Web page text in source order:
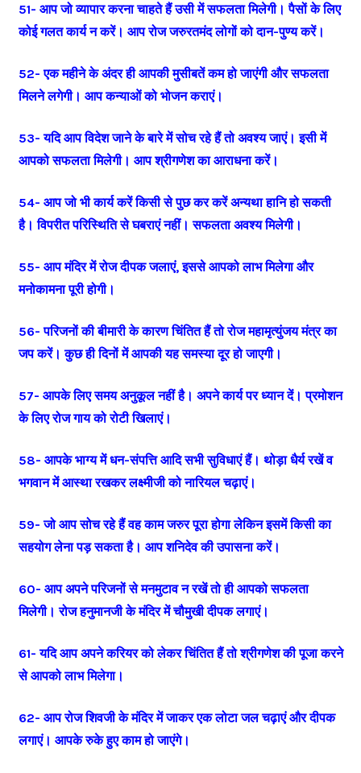
51- आप जो व्यापार करना चाहते हैं उसी में सफलता मिलेगी। पैसों के लिए
कोई गलत कार्य न करें। आप रोज जरुरतमंद लोगों को दान-पुण्य करें।
52- एक महीने के अंदर ही आपकी मुसीबतें कम हो जाएंगी और सफलता
मिलने लगेगी। आप कन्याओं को भोजन कराएं।
53- यदि आप विदेश जाने के बारे में सोच रहे हैं तो अवश्य जाएं। इसी में
आपको सफलता मिलेगी। आप श्रीगणेश का आराधना करें।
54- आप जो भी कार्य करें किसी से पुछ कर करें अन्यथा हानि हो सकती
है। विपरीत परिस्थिति से घबराएं नहीं। सफलता अवश्य मिलेगी।
55- आप मंदिर में रोज दीपक जलाएं, इससे आपको लाभ मिलेगा और
मनोकामना पूरी होगी।
56- परिजनों की बीमारी के कारण चिंतित हैं तो रोज महामृत्युंजय मंत्र का
जप करें। कुछ ही दिनों में आपकी यह समस्या दूर हो जाएगी।
57- आपके लिए समय अनुकूल नहीं है। अपने कार्य पर ध्यान दें। प्रमोशन
के लिए रोज गाय को रोटी खिलाएं।
58- आपके भाग्य में धन-संपत्ति आदि सभी सुविधाएं हैं। थोड़ा धैर्य रखें व
भगवान में आस्था रखकर लक्ष्मीजी को नारियल चढ़ाएं।
59- जो आप सोच रहे हैं वह काम जरुर पूरा होगा लेकिन इसमें किसी का
सहयोग लेना पड़ सकता है। आप शनिदेव की उपासना करें।
60- आप अपने परिजनों से मनमुटाव न रखें तो ही आपको सफलता
मिलेगी। रोज हनुमानजी के मंदिर में चौमुखी दीपक लगाएं।
61- यदि आप अपने करियर को लेकर चिंतित हैं तो श्रीगणेश की पूजा करने
से आपको लाभ मिलेगा।
62- आप रोज शिवजी के मंदिर में जाकर एक लोटा जल चढ़ाएं और दीपक
लगाएं। आपके रुके हुए काम हो जाएंगे।